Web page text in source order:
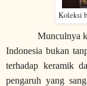
Koleksi
Munculnya
Indonesia bukan
terhadap keramik
pengaruh yang